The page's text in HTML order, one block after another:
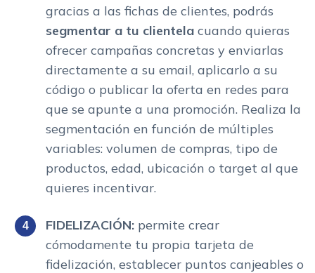
gracias a las fichas de clientes, podrás
segmentar a tu clientela cuando quieras
ofrecer campañas concretas y enviarlas
directamente a su email, aplicarlo a su
código o publicar la oferta en redes para
que se apunte a una promoción. Realiza la
segmentación en función de múltiples
variables: volumen de compras, tipo de
productos, edad, ubicación o target al que
quieres incentivar.
FIDELIZACIÓN: permite crear
cómodamente tu propia tarjeta de
fidelización, establecer puntos canjeables o